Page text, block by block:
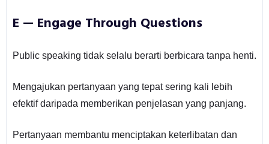
E — Engage Through Questions
Public speaking tidak selalu berarti berbicara tanpa henti.
Mengajukan pertanyaan yang tepat sering kali lebih
efektif daripada memberikan penjelasan yang panjang.
Pertanyaan membantu menciptakan keterlibatan dan